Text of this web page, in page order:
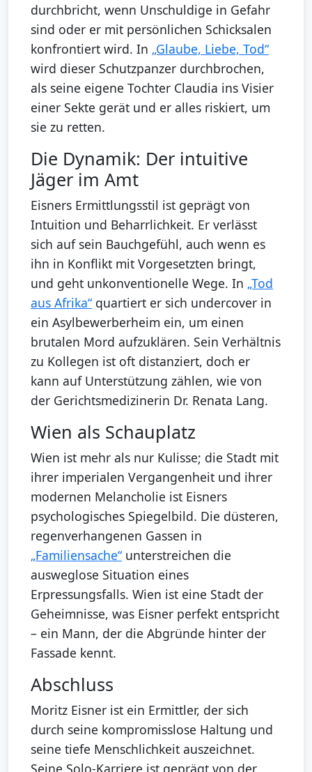
durchbricht, wenn Unschuldige in Gefahr
sind oder er mit persönlichen Schicksalen
konfrontiert wird. In „Glaube, Liebe, Tod“
wird dieser Schutzpanzer durchbrochen,
als seine eigene Tochter Claudia ins Visier
einer Sekte gerät und er alles riskiert, um
sie zu retten.
Die Dynamik: Der intuitive
Jäger im Amt
Eisners Ermittlungsstil ist geprägt von
Intuition und Beharrlichkeit. Er verlässt
sich auf sein Bauchgefühl, auch wenn es
ihn in Konflikt mit Vorgesetzten bringt,
und geht unkonventionelle Wege. In „Tod
aus Afrika“ quartiert er sich undercover in
ein Asylbewerberheim ein, um einen
brutalen Mord aufzuklären. Sein Verhältnis
zu Kollegen ist oft distanziert, doch er
kann auf Unterstützung zählen, wie von
der Gerichtsmedizinerin Dr. Renata Lang.
Wien als Schauplatz
Wien ist mehr als nur Kulisse; die Stadt mit
ihrer imperialen Vergangenheit und ihrer
modernen Melancholie ist Eisners
psychologisches Spiegelbild. Die düsteren,
regenverhangenen Gassen in
„Familiensache“ unterstreichen die
ausweglose Situation eines
Erpressungsfalls. Wien ist eine Stadt der
Geheimnisse, was Eisner perfekt entspricht
– ein Mann, der die Abgründe hinter der
Fassade kennt.
Abschluss
Moritz Eisner ist ein Ermittler, der sich
durch seine kompromisslose Haltung und
seine tiefe Menschlichkeit auszeichnet.
Seine Solo-Karriere ist geprägt von der